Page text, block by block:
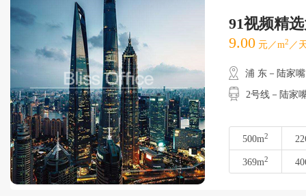
91视频精
9.00 元／m2 ／
浦 东－陆家嘴
2号线－陆家
500m2
369m2